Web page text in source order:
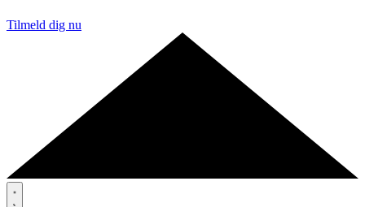
Tilmeld dig nu